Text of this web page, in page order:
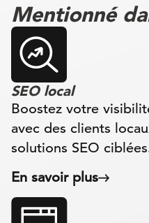
Mentionné
SEO local
Boostez votre
avec des clients
solutions SEO
En savoir plus